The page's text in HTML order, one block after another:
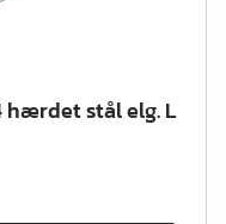
hærdet stål elg. L